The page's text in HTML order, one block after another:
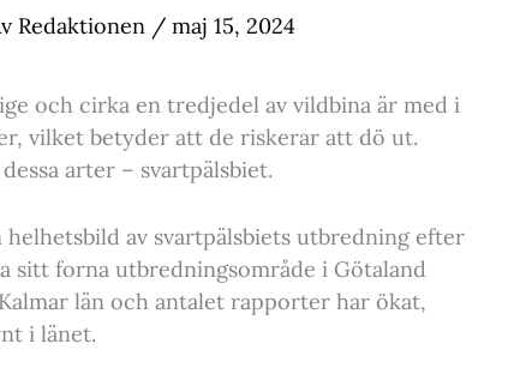
Redaktionen / maj 15, 2024
och cirka en tredjedel av vildbina är med i
vilket betyder att de riskerar att dö ut.
arter – svartpälsbiet.
helhetsbild av svartpälsbiets utbredning efter
sitt forna utbredningsområde i Götaland
län och antalet rapporter har ökat,
i länet.